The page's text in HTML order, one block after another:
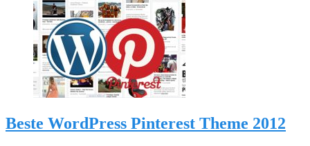
Beste WordPress Pinterest Theme 2012